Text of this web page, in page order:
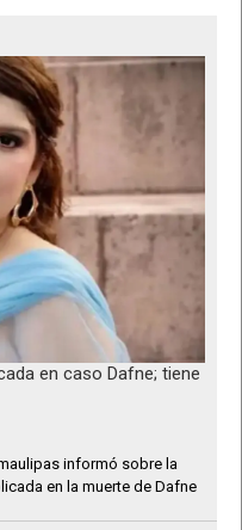
en caso Dafne; tiene
informó sobre la
en la muerte de Dafne